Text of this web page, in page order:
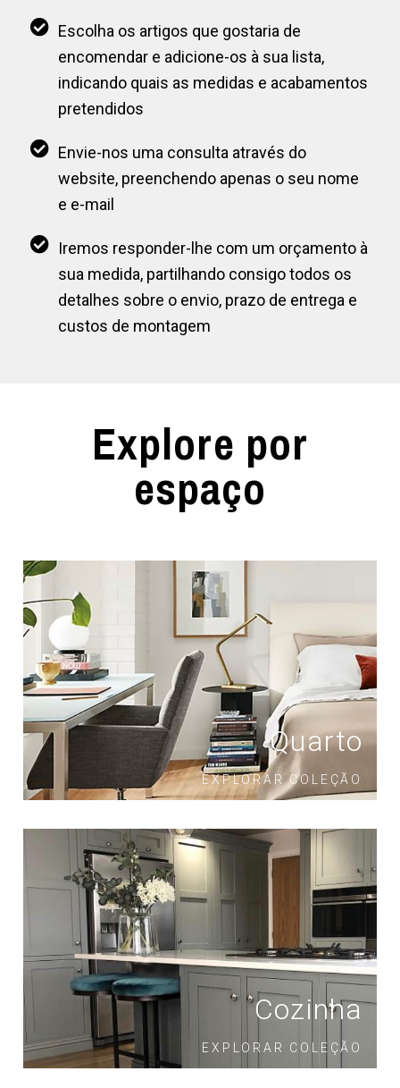
Escolha os artigos que gostaria de
encomendar e adicione-os à sua lista,
indicando quais as medidas e acabamentos
pretendidos
Envie-nos uma consulta através do
website, preenchendo apenas o seu nome
e e-mail
Iremos responder-lhe com um orçamento à
sua medida, partilhando consigo todos os
detalhes sobre o envio, prazo de entrega e
custos de montagem
Explore por
espaço
Quarto
EXPLORAR COLEÇÃO
Cozinha
EXPLORAR COLEÇÃO